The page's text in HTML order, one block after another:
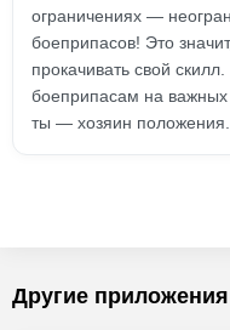
ограничениях —
боеприпасов! Это
прокачивать свой
боеприпасам на важных
ты — хозяин положения.
Другие приложения